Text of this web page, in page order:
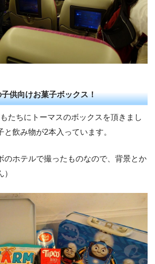
供向けお菓子ボックス！
たちにトーマスのボックスを頂きまし
と飲み物が2本入っています。
のホテルで撮ったものなので、背景とか